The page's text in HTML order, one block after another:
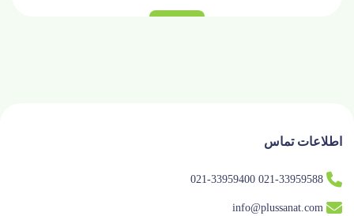
اطلاعات تماس
021-33959588 021-33959400
info@plussanat.com